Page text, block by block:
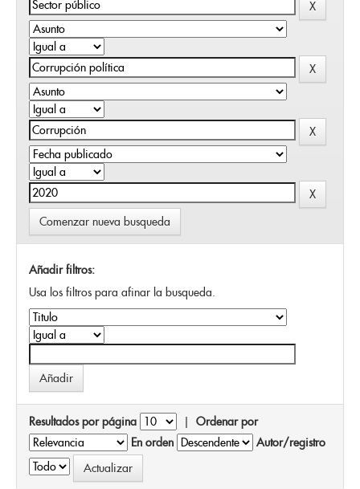
Comenzar nueva busqueda
Añadir filtros:
Usa los filtros para afinar la busqueda.
Resultados por página | Ordenar por
En orden
Autor/registro